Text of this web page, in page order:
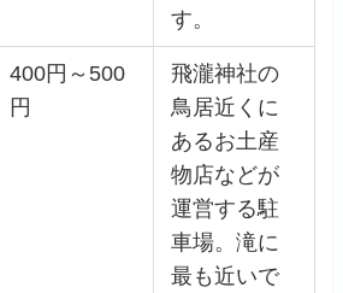
す。
400円～500
円
飛瀧神社の
鳥居近くに
あるお土産
物店などが
運営する駐
車場。滝に
最も近いで